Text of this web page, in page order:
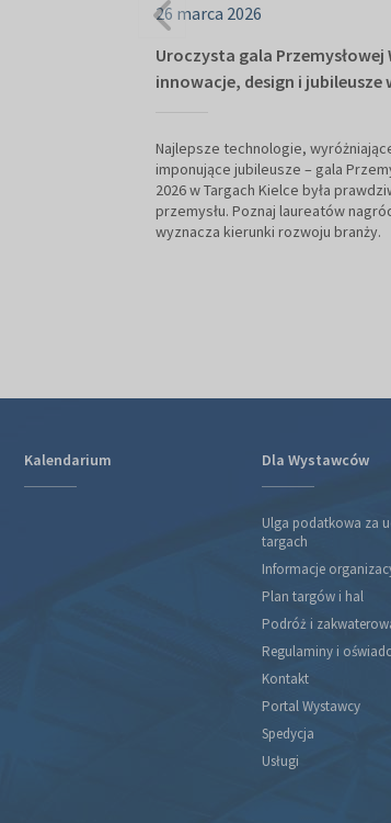
26 marca 2026
Uroczysta gala Przemysłowej
innowacje, design i jubileusze
Najlepsze technologie,
imponujące jubileusze – gala
2026 w Targach Kielce była
przemysłu. Poznaj laureatów
wyznacza kierunki rozwoju branży.
Kalendarium Dla Wystawców
Ulga podatkowa za
targach
Informacje
Plan targów i hal
Podróż i
Regulaminy i
Kontakt
Portal Wystawcy
Spedycja
Usługi